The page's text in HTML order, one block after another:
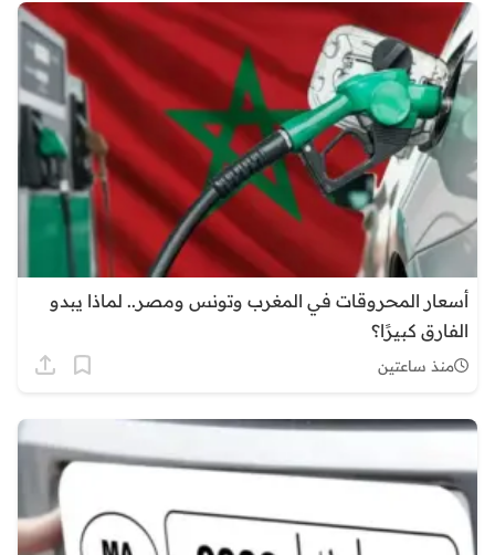
أسعار المحروقات في المغرب وتونس ومصر.. لماذا يبدو
الفارق كبيرًا؟
منذ ساعتين